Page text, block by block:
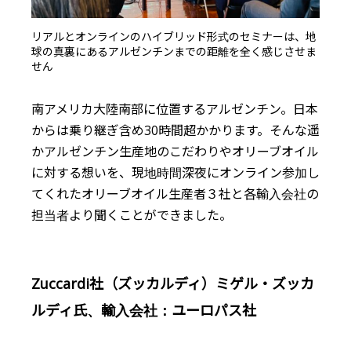
リアルとオンラインのハイブリッド形式のセミナーは、地
球の真裏にあるアルゼンチンまでの距離を全く感じさせま
せん
南アメリカ大陸南部に位置するアルゼンチン。日本
からは乗り継ぎ含め30時間超かかります。そんな遥
かアルゼンチン生産地のこだわりやオリーブオイル
に対する想いを、現地時間深夜にオンライン参加し
てくれたオリーブオイル生産者３社と各輸入会社の
担当者より聞くことができました。
Zuccardi社（ズッカルディ）ミゲル・ズッカ
ルディ氏、輸入会社：ユーロパス社